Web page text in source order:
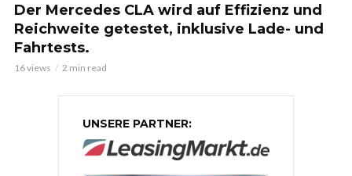
Der Mercedes CLA wird auf Effizienz und
Reichweite getestet, inklusive Lade- und
Fahrtests.
16 views 2 min read
UNSERE PARTNER: